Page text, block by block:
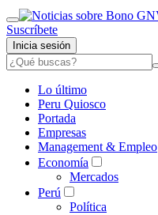
Suscríbete
Inicia sesión
Lo último
Peru Quiosco
Portada
Empresas
Management & Empleo
Economía
Mercados
Perú
Política